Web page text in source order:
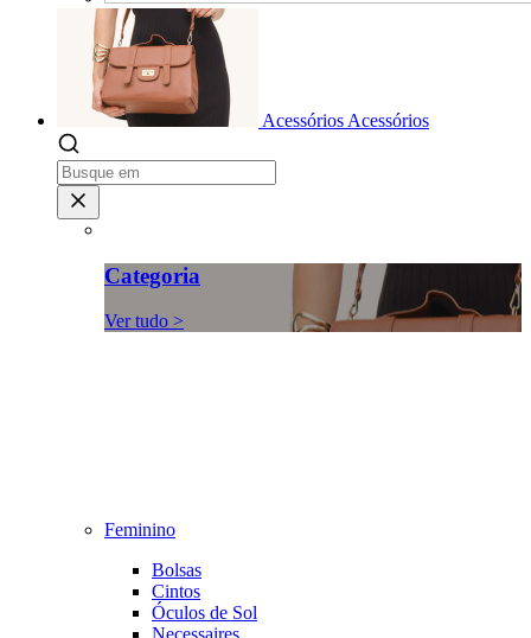
Acessórios Acessórios
Categoria
Ver tudo >
Feminino
Bolsas
Cintos
Óculos de Sol
Necessaires